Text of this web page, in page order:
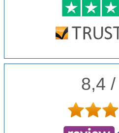
8,4